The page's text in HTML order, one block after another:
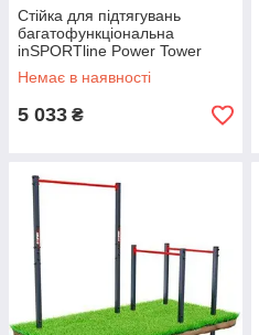
Стійка для підтягувань
багатофункціональна
inSPORTline Power Tower
PT60
Немає в наявності
5 033 ₴